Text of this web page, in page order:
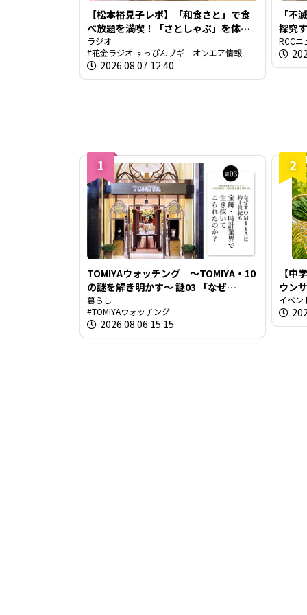
【松本裕見子レポ】「和食さと」で食
べ放題を満喫！「さとしゃぶ」を体
験！！（RCCラジオ「花金ラジオ すっ
ぴんブギ」企画）
ラジオ
花金ラジオ すっぴんブギ オンエア情報
2026.08.07 12:40
「不
探究
学発
RCCニ
1
TOMIYAウォッチング ～TOMIYA・10
の謎を解き明かす～ 謎03 「なぜ
TOMIYAは約1世紀も宝飾・時計業界で
生き抜いてこられたのか？」
暮らし
TOMIYAウォッチング
2026.08.06 15:15
2
【中
ウン
を取
イベン